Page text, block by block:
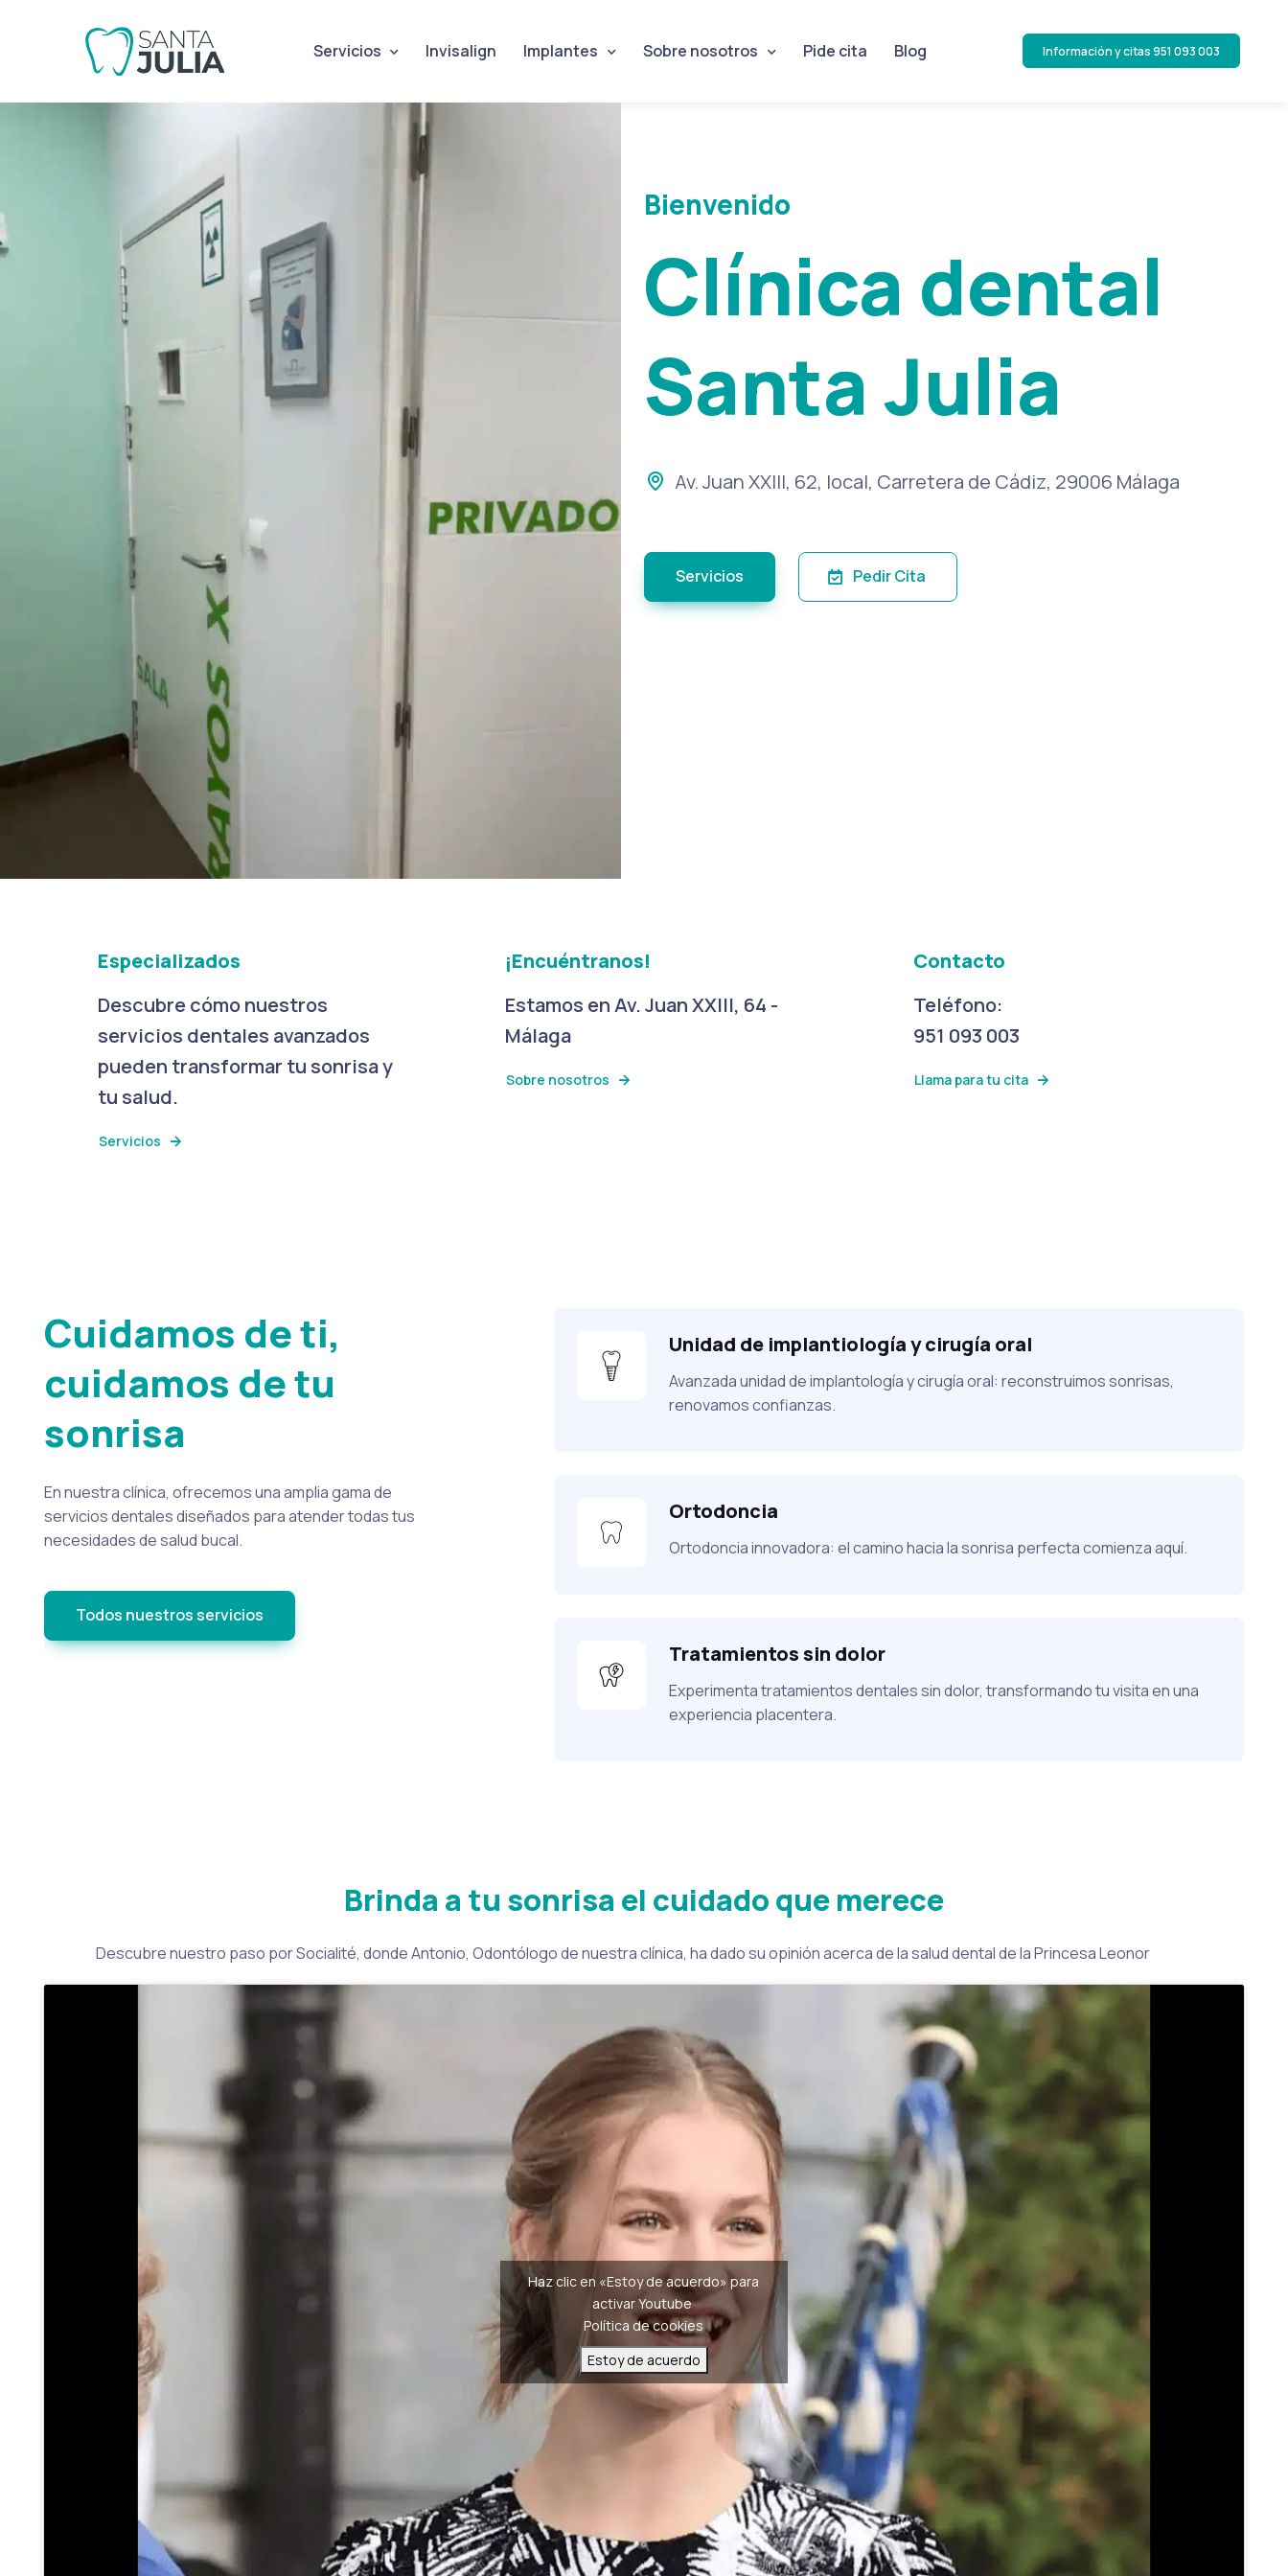
Servicios Invisalign Implantes Sobre nosotros Pide cita Blog Información y citas 951 093 003
Bienvenido
Clínica dental
Santa Julia
Av. Juan XXIII, 62, local, Carretera de Cádiz, 29006 Málaga
Servicios Pedir Cita
Especializados
Descubre cómo nuestros
servicios dentales avanzados
pueden transformar tu sonrisa y
tu salud.
Servicios
¡Encuéntranos!
Estamos en Av. Juan XXIII, 64 -
Málaga
Sobre nosotros
Contacto
Teléfono:
951 093 003
Llama para tu cita
Cuidamos de ti,
cuidamos de tu
sonrisa
En nuestra clínica, ofrecemos una amplia gama de
servicios dentales diseñados para atender todas tus
necesidades de salud bucal.
Todos nuestros servicios
Unidad de implantiología y cirugía oral
Avanzada unidad de implantología y cirugía oral: reconstruimos sonrisas,
renovamos confianzas.
Ortodoncia
Ortodoncia innovadora: el camino hacia la sonrisa perfecta comienza aquí.
Tratamientos sin dolor
Experimenta tratamientos dentales sin dolor, transformando tu visita en una
experiencia placentera.
Brinda a tu sonrisa el cuidado que merece
Descubre nuestro paso por Socialité, donde Antonio, Odontólogo de nuestra clínica, ha dado su opinión acerca de la salud dental de la Princesa Leonor
Haz clic en «Estoy de acuerdo» para
activar Youtube
Política de cookies
Estoy de acuerdo